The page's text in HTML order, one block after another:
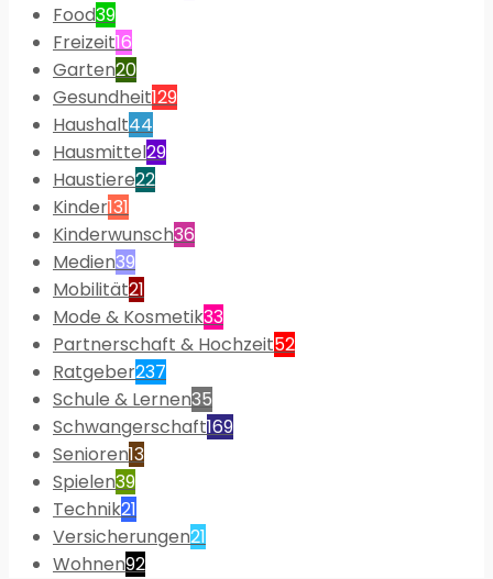
Food39
Freizeit16
Garten20
Gesundheit129
Haushalt44
Hausmittel29
Haustiere22
Kinder131
Kinderwunsch36
Medien39
Mobilität21
Mode & Kosmetik33
Partnerschaft & Hochzeit52
Ratgeber237
Schule & Lernen35
Schwangerschaft169
Senioren13
Spielen39
Technik21
Versicherungen21
Wohnen92